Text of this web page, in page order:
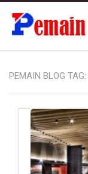
PEMAIN BLOG TAG: